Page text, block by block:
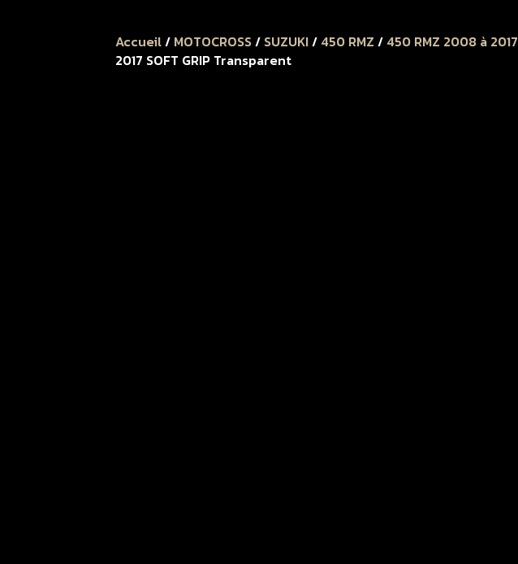
Accueil/ MOTOCROSS / SUZUKI/ 450 RMZ / 450 RMZ 2008 à 2017
2017 SOFT GRIP Transparent